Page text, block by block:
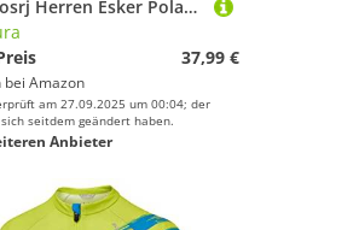
Zrsdfjgiosrj Herren Esker Polartec™ Langarmradtrikot Herren Jersey, Weiß, M EU
37,99 €
bei Amazon
am 27.09.2025 um 00:04; der
seitdem geändert haben.
Anbieter